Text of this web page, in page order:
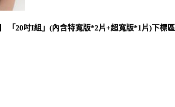
「20吋I組」(內含特寬版*2片+超寬版*1片)下標區